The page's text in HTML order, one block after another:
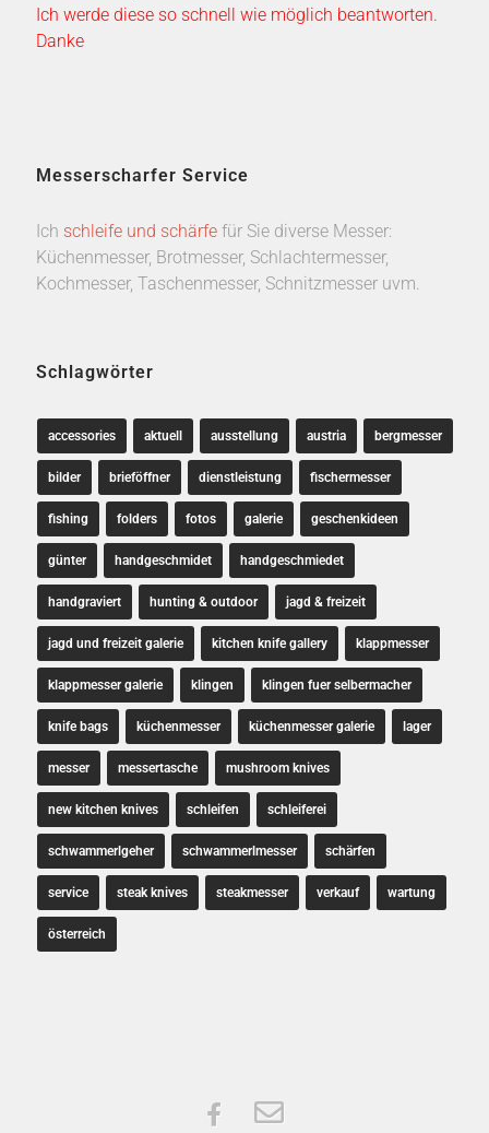
Ich werde diese so schnell wie möglich beantworten.
Danke
Messerscharfer Service
Ich schleife und schärfefür Sie diverse Messer:
Küchenmesser, Brotmesser, Schlachtermesser,
Kochmesser, Taschenmesser, Schnitzmesser uvm.
Schlagwörter
accessories aktuell ausstellung austria bergmesser
bilder brieföffner dienstleistung fischermesser
fishing folders fotos galerie geschenkideen
günter handgeschmidet handgeschmiedet
handgraviert hunting & outdoor jagd & freizeit
jagd und freizeit galerie kitchen knife gallery klappmesser
klappmesser galerie klingen klingen fuer selbermacher
knife bags küchenmesser küchenmesser galerie lager
messer messertasche mushroom knives
new kitchen knives schleifen schleiferei
schwammerlgeher schwammerlmesser schärfen
service steak knives steakmesser verkauf wartung
österreich